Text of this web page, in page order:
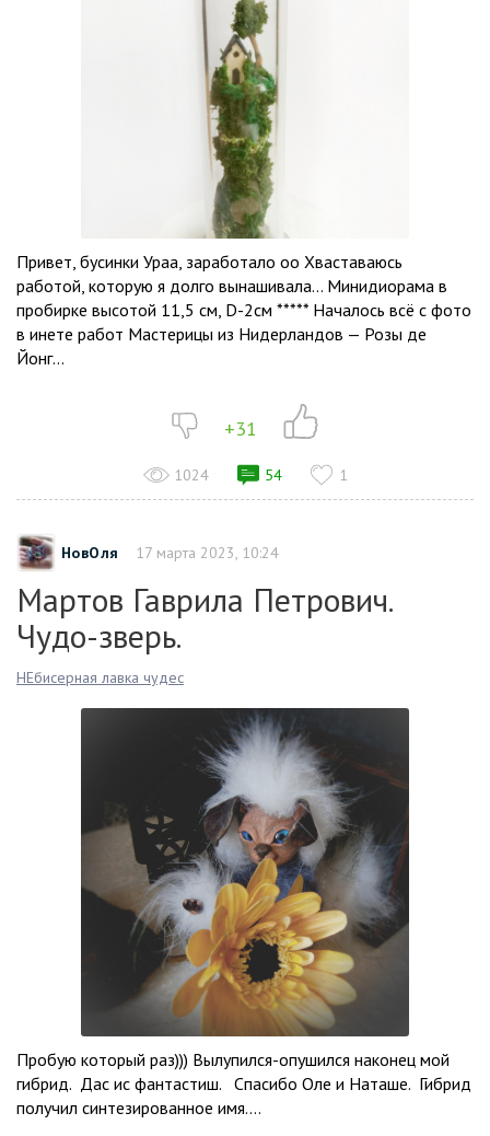
Привет, бусинки Ураа, заработало оо Хваставаюсь
работой, которую я долго вынашивала… Минидиорама в
пробирке высотой 11,5 см, D-2см ***** Началось всё с фото
в инете работ Мастерицы из Нидерландов — Розы де
Йонг...
+31
1024 54 1
НовОля 17 марта 2023, 10:24
Мартов Гаврила Петрович.
Чудо-зверь.
НЕбисерная лавка чудес
Пробую который раз))) Вылупился-опушился наконец мой
гибрид. Дас ис фантастиш. Спасибо Оле и Наташе. Гибрид
получил синтезированное имя....